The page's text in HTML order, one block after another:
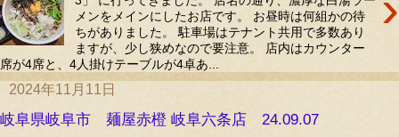
メンをメインにしたお店です。 お昼時は何組かの待
ちがありました。 駐車場はテナント共用で多数あり
ますが、少し狭めなので要注意。 店内はカウンター
席が4席と、4人掛けテーブルが4卓あ...
2024年11月11日
岐阜県岐阜市 麺屋赤橙 岐阜六条店 24.09.07